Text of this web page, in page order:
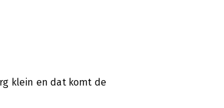
klein en dat komt de